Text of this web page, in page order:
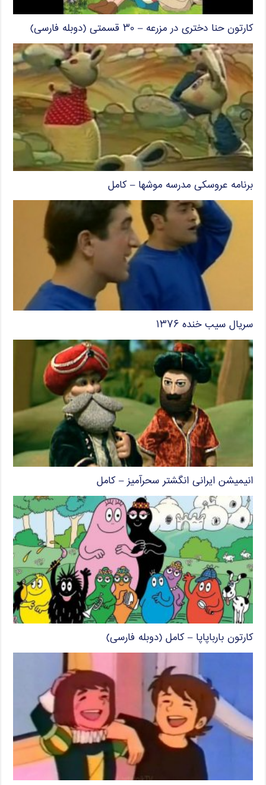
کارتون حنا دختری در مزرعه – ۳۰ قسمتی (دوبله فارسی)
برنامه عروسکی مدرسه موشها – کامل
سریال سیب خنده ۱۳۷۶
انیمیشن ایرانی انگشتر سحرآمیز – کامل
کارتون بارباپاپا – کامل (دوبله فارسی)